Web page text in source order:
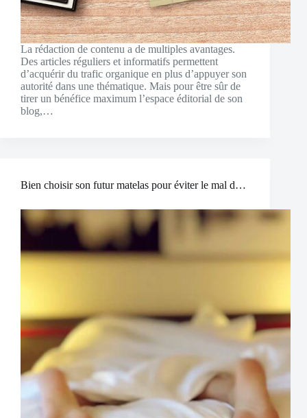
La rédaction de contenu a de multiples avantages.
Des articles réguliers et informatifs permettent
d’acquérir du trafic organique en plus d’appuyer son
autorité dans une thématique. Mais pour être sûr de
tirer un bénéfice maximum l’espace éditorial de son
blog,…
Bien choisir son futur matelas pour éviter le mal de dos